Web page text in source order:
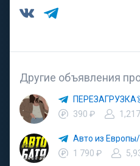
Другие объявления
390 ₽
1,217
1 790 ₽